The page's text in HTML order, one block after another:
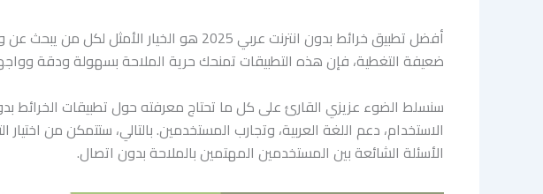
أفضل تطبيق خرائط بدون انترنت عربي 2025
ضعيفة التغطية، فإن هذه التطبيقات تمنحك حرية الملاحة بسهولة ودقة
سنسلط الضوء عزيزي القارئ على كل ما تحتاج معرفته حول تطبيقات الخرائط
الاستخدام، دعم اللغة العربية، وتجارب المستخدمين. بالتالي، ستتمكن من
الأسئلة الشائعة بين المستخدمين المهتمين بالملاحة بدون اتصال.